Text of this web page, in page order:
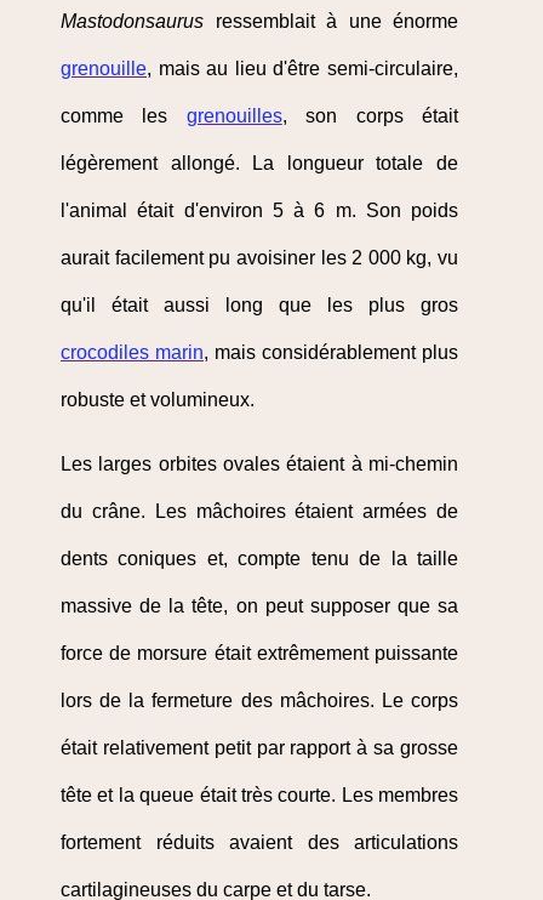
Mastodonsaurus ressemblait à une énorme
grenouille, mais au lieu d'être semi-circulaire,
comme les grenouilles, son corps était
légèrement allongé. La longueur totale de
l'animal était d'environ 5 à 6 m. Son poids
aurait facilement pu avoisiner les 2 000 kg, vu
qu'il était aussi long que les plus gros
crocodiles marin, mais considérablement plus
robuste et volumineux.
Les larges orbites ovales étaient à mi-chemin
du crâne. Les mâchoires étaient armées de
dents coniques et, compte tenu de la taille
massive de la tête, on peut supposer que sa
force de morsure était extrêmement puissante
lors de la fermeture des mâchoires. Le corps
était relativement petit par rapport à sa grosse
tête et la queue était très courte. Les membres
fortement réduits avaient des articulations
cartilagineuses du carpe et du tarse.